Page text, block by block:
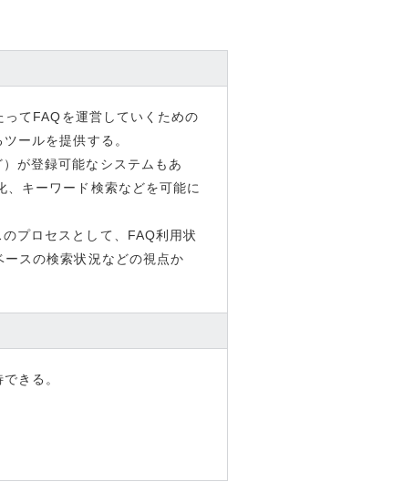
てFAQを運営していくための
ールを提供する。
が登録可能なシステムもあ
、キーワード検索などを可能に
プロセスとして、FAQ利用状
スの検索状況などの視点か
きる。